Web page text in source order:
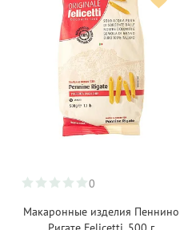
0
Макаронные изделия Пеннино